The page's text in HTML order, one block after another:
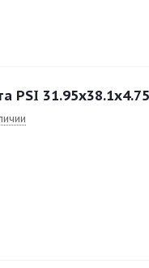
31.95x38.1x4.75